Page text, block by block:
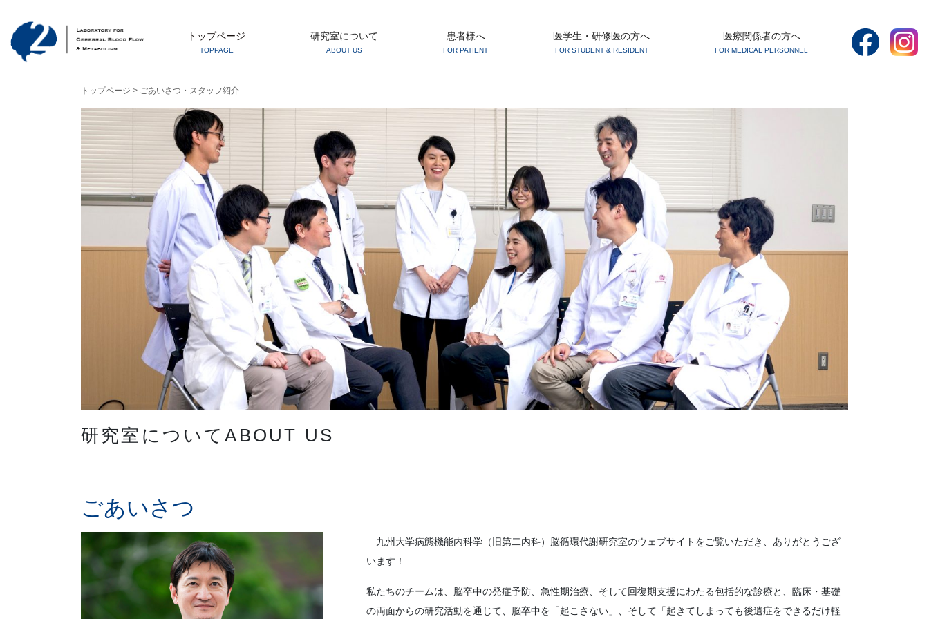
トップページ
TOPPAGE
研究室について
ABOUT US
患者様へ
FOR PATIENT
医学生・研修医の方へ
FOR STUDENT & RESIDENT
医療関係者の方へ
FOR MEDICAL PERSONNEL
トップページ > ごあいさつ・スタッフ紹介
研究室についてABOUT US
ごあいさつ
九州大学病態機能内科学（旧第二内科）脳循環代謝研究室のウェブサイトをご覧いただき、ありがとうござ
います！
私たちのチームは、脳卒中の発症予防、急性期治療、そして回復期支援にわたる包括的な診療と、臨床・基礎
の両面からの研究活動を通じて、脳卒中を「起こさない」、そして「起きてしまっても後遺症をできるだけ軽